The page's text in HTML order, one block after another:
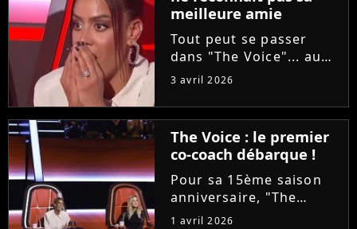
tendre...
meilleure amie
Tout peut se passer
dans "The Voice"... au
grand dam d'Amel Bent
chanteuse ne va pas
reconnaître la voix de
sa meilleure amie, qui
est pourtant sa
choriste. Regardez...
3 avril 2026
The Voice : le premier
co-coach débarque !
Pour sa 15ème saison
anniversaire, "The
Voice" met les petits
1 avril 2026